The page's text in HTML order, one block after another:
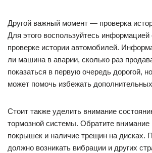
Другой важный момент — проверка
Для этого воспользуйтесь информацией
проверке истории автомобилей.
ли машина в аварии, сколько раз
показаться в первую очередь дорогой,
может помочь избежать
Стоит также уделить внимание
тормозной системы. Обратите внимание
покрышек и наличие трещин на дисках.
должно возникать вибрации и других